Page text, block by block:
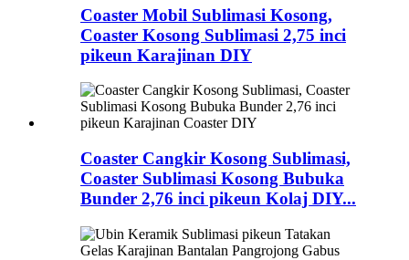
Coaster Mobil Sublimasi Kosong,
Coaster Kosong Sublimasi 2,75 inci
pikeun Karajinan DIY
Coaster Cangkir Kosong Sublimasi,
Coaster Sublimasi Kosong Bubuka
Bunder 2,76 inci pikeun Kolaj DIY...